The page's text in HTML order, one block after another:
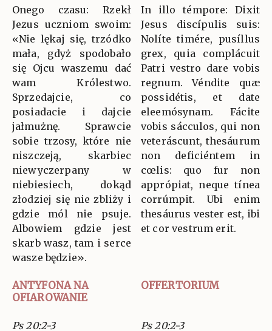
Onego czasu: Rzekł
Jezus uczniom swoim:
«Nie lękaj się, trzódko
mała, gdyż spodobało
się Ojcu waszemu dać
wam Królestwo.
Sprzedajcie, co
posiadacie i dajcie
jałmużnę. Sprawcie
sobie trzosy, które nie
niszczeją, skarbiec
niewyczerpany w
niebiesiech, dokąd
złodziej się nie zbliży i
gdzie mól nie psuje.
Albowiem gdzie jest
skarb wasz, tam i serce
wasze będzie».
In illo témpore: Dixit
Jesus discípulis suis:
Nolíte timére, pusíllus
grex, quia complácuit
Patri vestro dare vobis
regnum. Véndite quæ
possidétis, et date
eleemósynam. Fácite
vobis sácculos, qui non
veteráscunt, thesáurum
non deficiéntem in
cœlis: quo fur non
apprópiat, neque tínea
corrúmpit. Ubi enim
thesáurus vester est, ibi
et cor vestrum erit.
ANTYFONA NA
OFIAROWANIE
OFFERTORIUM
Ps 20:2-3 Ps 20:2-3